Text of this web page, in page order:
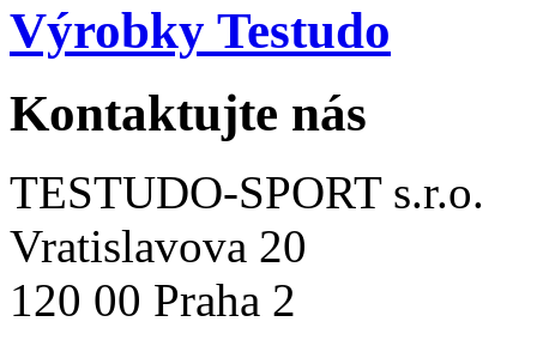
Výrobky Testudo
Kontaktujte nás
TESTUDO-SPORT s.r.o.
Vratislavova 20
120 00 Praha 2